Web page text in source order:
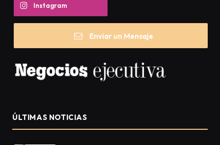
Instagram
Enviar un Mensaje
ÚLTIMAS NOTICIAS